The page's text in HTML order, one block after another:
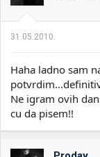
31.05.2010.
Haha ladno sam
Ne igram ovih
cu da pisem!!